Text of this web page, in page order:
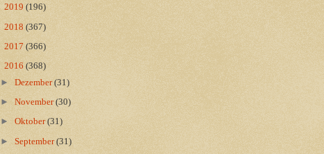
2019 (196)
2018 (367)
2017 (366)
2016 (368)
►Dezember(31)
►November(30)
►Oktober(31)
►September(31)